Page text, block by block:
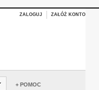
ZALOGUJ ZAŁÓŻ KONTO
+ POMOC